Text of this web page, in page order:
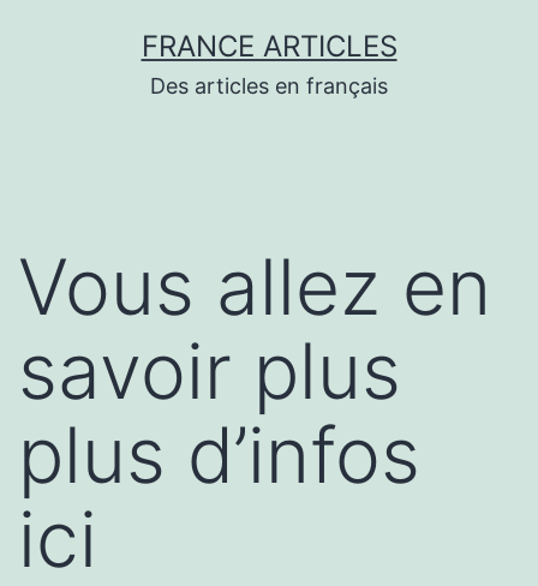
FRANCE ARTICLES
Des articles en français
Vous allez en
savoir plus
plus d’infos
ici